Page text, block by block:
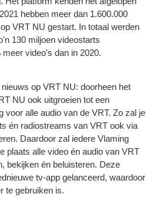
hebben meer dan 1.600.000
VRT NU gestart. In totaal werden
130 miljoen videostarts
video's dan in 2020.
op VRT NU: doorheen het
NU ook uitgroeien tot een
voor alle audio van de VRT. Zo zal je
én radiostreams van VRT ook via
Daardoor zal iedere Vlaming
plaats alle video én audio van VRT
bekijken én beluisteren. Deze
tv-app gelanceerd, waardoor
te gebruiken is.